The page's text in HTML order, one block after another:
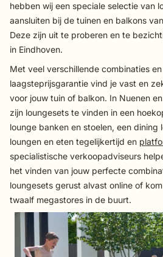
hebben wij een speciale selectie van
aansluiten bij de tuinen en balkons
Deze zijn uit te proberen en te
in Eindhoven.
Met veel verschillende combinaties
laagsteprijsgarantie vind je vast en
voor jouw tuin of balkon. In Nuenen
zijn loungesets te vinden in een
lounge banken en stoelen, een dining
loungen en eten tegelijkertijd en
specialistische verkoopadviseurs
het vinden van jouw perfecte
loungesets gerust alvast online of
twaalf megastores in de buurt.